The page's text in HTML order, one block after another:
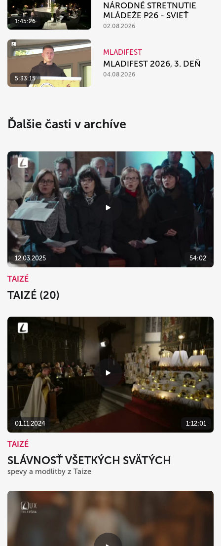
1:45:26
NÁRODNÉ STRETNUTIE
MLÁDEŽE P26 - SVIEŤ
02.08.2026
5:33:15
MLADIFEST
MLADIFEST 2026, 3. DEŇ
04.08.2026
Ďalšie časti v archíve
12.03.2025 54:02
TAIZÉ
TAIZÉ (20)
01.11.2024 1:12:01
TAIZÉ
SLÁVNOSŤ VŠETKÝCH SVÄTÝCH
spevy a modlitby z Taize